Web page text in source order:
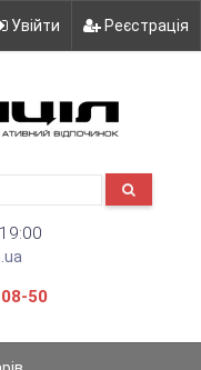
Увійти Реєстрація
50